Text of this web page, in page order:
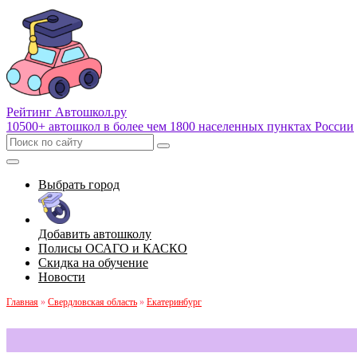
Рейтинг Автошкол.ру
10500+ автошкол в более чем 1800 населенных пунктах России
Выбрать город
Добавить автошколу
Полисы ОСАГО и КАСКО
Скидка на обучение
Новости
Главная » Свердловская область » Екатеринбург